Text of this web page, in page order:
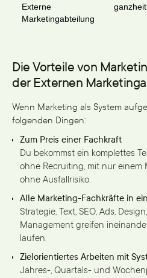
Externe
Marketingabteilung
Die Vorteile von
der Externen
Wenn Marketing als System
folgenden Dingen:
Zum Preis einer Fachkraft
Du bekommst ein komplettes
ohne Recruiting, mit nur
ohne Ausfallrisiko.
Alle Marketing-Fachkräfte in
Strategie, Text, SEO, Ads,
Management greifen
laufen.
Zielorientiertes Arbeiten mit
Jahres-, Quartals- und